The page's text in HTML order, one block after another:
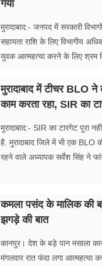
गया
मुरादाबाद:- जनपद में सरकारी
सहायता राशि के लिए विभागीय
युवक आत्महत्या करने के लिए श्रम
मुरादाबाद में टीचर BLO ने
काम करता रहा, SIR का
मुरादाबाद:- SIR का टारगेट पूरा
है. मुरादाबाद जिले में भी एक BLO
रहने वाले अध्यापक सर्वेश सिंह ने
कमला पसंद के मालिक की
झगड़े की बात
कानपुर। देश के बड़े पान मसाला
मंगलवार रात फंदा लगा